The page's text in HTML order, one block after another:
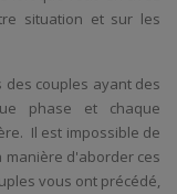
situation et sur les
des couples ayant des
phase et chaque
Il est impossible de
manière d'aborder ces
vous ont précédé,